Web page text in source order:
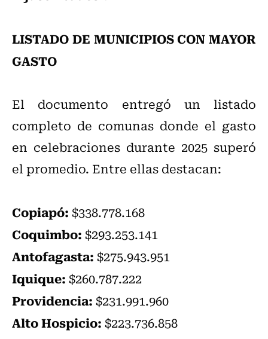
LISTADO DE MUNICIPIOS CON MAYOR
GASTO
El documento entregó un listado
completo de comunas donde el gasto
en celebraciones durante 2025 superó
el promedio. Entre ellas destacan:
Copiapó:$338.778.168
Coquimbo:$293.253.141
Antofagasta:$275.943.951
Iquique:$260.787.222
Providencia:$231.991.960
Alto Hospicio:$223.736.858